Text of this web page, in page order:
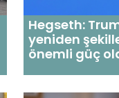
Hegseth:
yeniden
önemli güç